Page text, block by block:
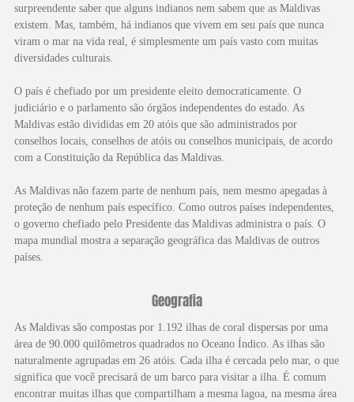
surpreendente saber que alguns indianos nem sabem que as Maldivas
existem. Mas, também, há indianos que vivem em seu país que nunca
viram o mar na vida real, é simplesmente um país vasto com muitas
diversidades culturais.
O país é chefiado por um presidente eleito democraticamente. O
judiciário e o parlamento são órgãos independentes do estado. As
Maldivas estão divididas em 20 atóis que são administrados por
conselhos locais, conselhos de atóis ou conselhos municipais, de acordo
com a Constituição da República das Maldivas.
As Maldivas não fazem parte de nenhum país, nem mesmo apegadas à
proteção de nenhum país específico. Como outros países independentes,
o governo chefiado pelo Presidente das Maldivas administra o país. O
mapa mundial mostra a separação geográfica das Maldivas de outros
países.
Geografia
As Maldivas são compostas por 1.192 ilhas de coral dispersas por uma
área de 90.000 quilômetros quadrados no Oceano Índico. As ilhas são
naturalmente agrupadas em 26 atóis. Cada ilha é cercada pelo mar, o que
significa que você precisará de um barco para visitar a ilha. É comum
encontrar muitas ilhas que compartilham a mesma lagoa, na mesma área